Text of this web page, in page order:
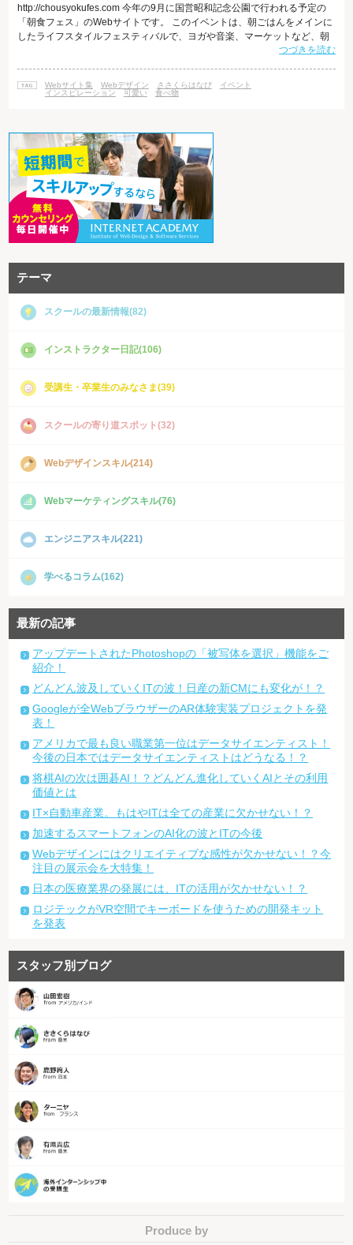
http://chousyokufes.com 今年の9月に国営昭和記念公園で行われる予定の
「朝食フェス」のWebサイトです。 このイベントは、朝ごはんをメインに
したライフスタイルフェスティバルで、ヨガや音楽、マーケットなど、朝
ごはんに限らず朝の時間を楽しむためのイベントです。 昨年から人気のク
とにかくオシャレ。 Webデザインとしても、女子が好きなデザイン要素が
満載なので、ぜひぜひチェックしてみてください。 2.UCHU wag
つづきを読む
Webサイト集 Webデザイン ささくらはなび
イベント
インスピレーション
可愛い 食べ物
テーマ
スクールの最新情報(82)
インストラクター日記(106)
受講生・卒業生のみなさま(39)
スクールの寄り道スポット(32)
Webデザインスキル(214)
Webマーケティングスキル(76)
エンジニアスキル(221)
学べるコラム(162)
最新の記事
アップデートされたPhotoshopの「被写体を選択」機能をご
紹介！
どんどん波及していくITの波！日産の新CMにも変化が！？
Googleが全WebブラウザーのAR体験実装プロジェクトを発
表！
アメリカで最も良い職業第一位はデータサイエンティスト！
今後の日本ではデータサイエンティストはどうなる！？
将棋AIの次は囲碁AI！？どんどん進化していくAIとその利用
価値とは
IT×自動車産業。もはやITは全ての産業に欠かせない！？
加速するスマートフォンのAI化の波とITの今後
Webデザインにはクリエイティブな感性が欠かせない！？今
注目の展示会を大特集！
日本の医療業界の発展には、ITの活用が欠かせない！？
ロジテックがVR空間でキーボードを使うための開発キット
を発表
スタッフ別ブログ
Produce by